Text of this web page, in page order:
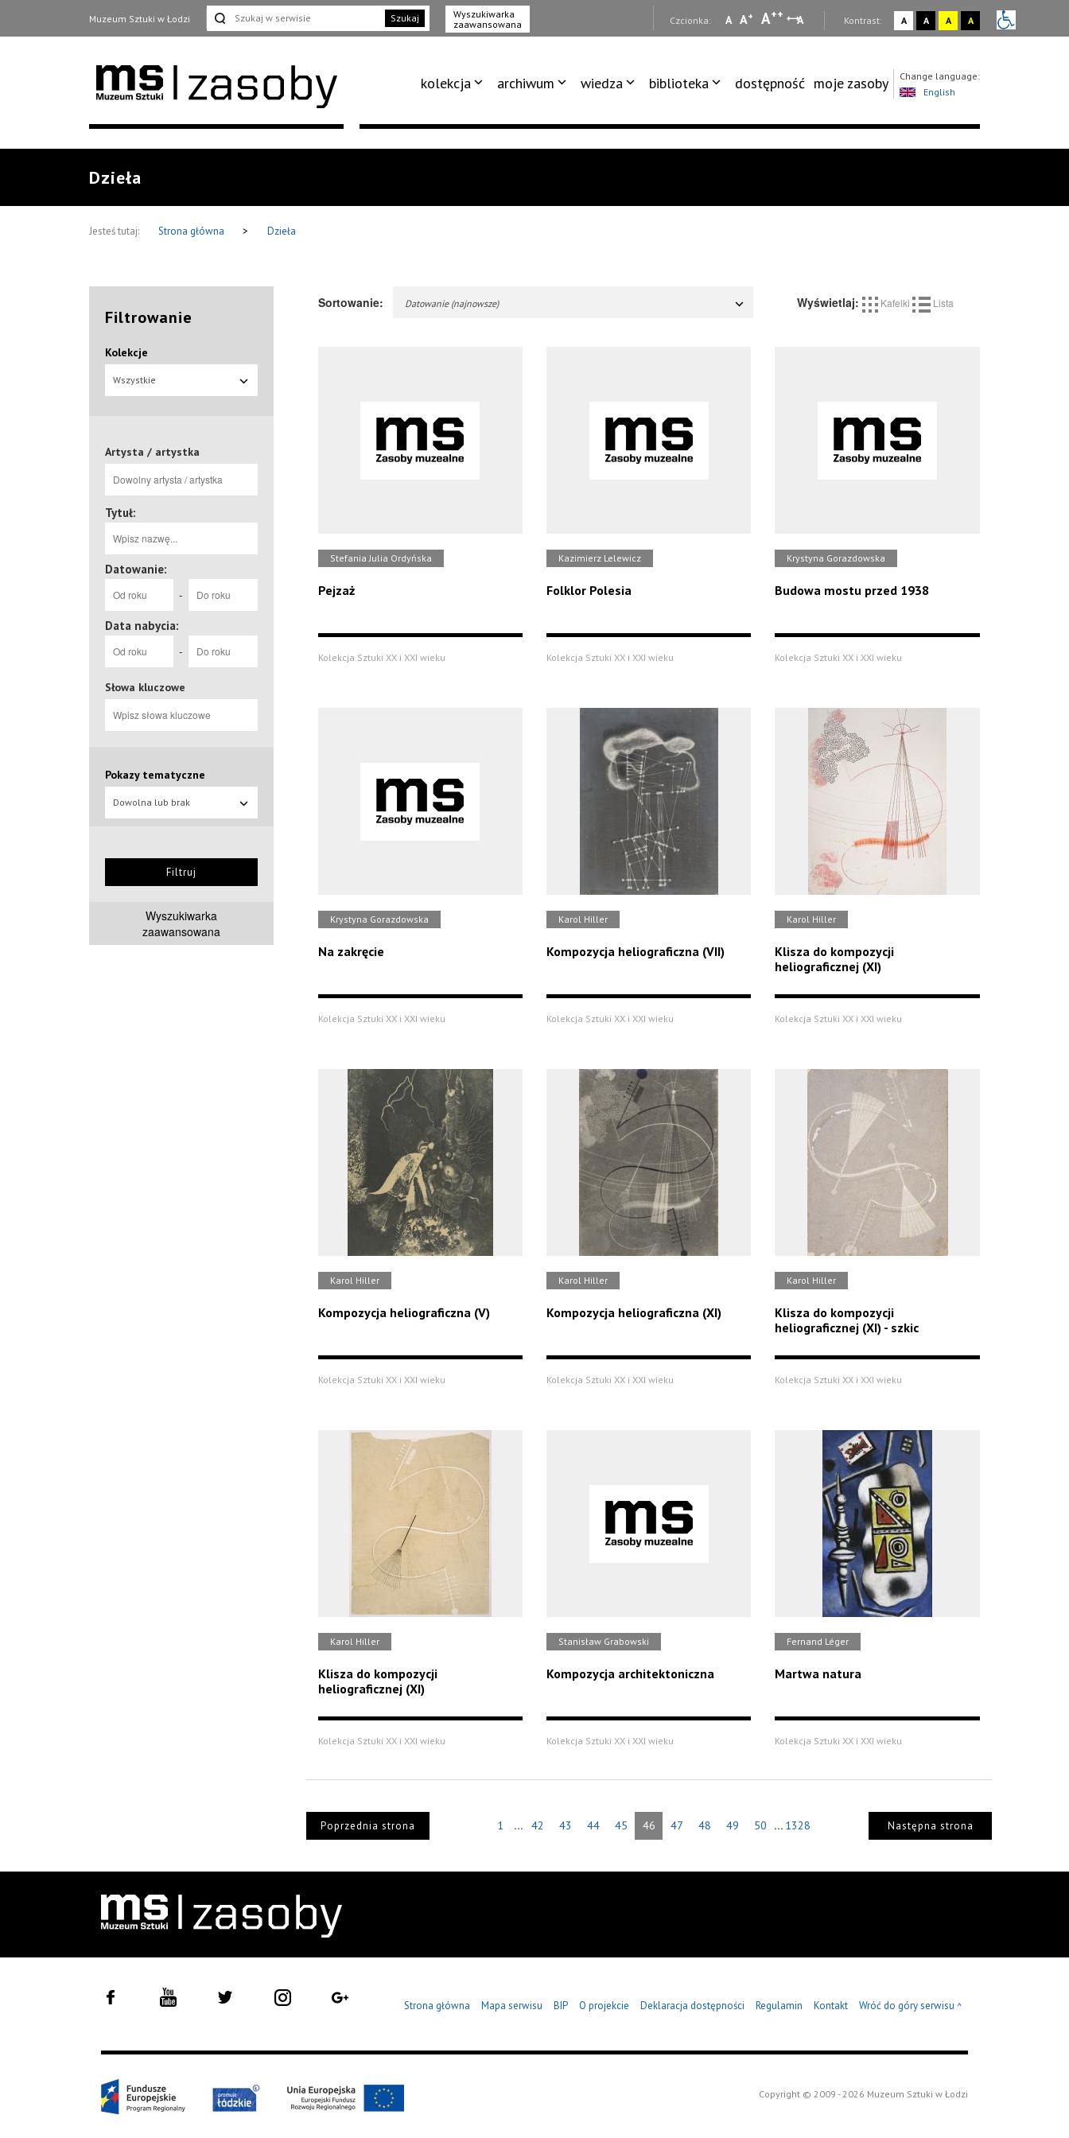
Muzeum Sztuki w Łodzi Szukaj
Wyszukiwarka
zaawansowana
Czcionka: A A+ A++ A Kontrast: A A A A
kolekcja archiwum wiedza biblioteka dostępność moje zasoby
Change language:
English
Dzieła
Jesteś tutaj: Strona główna > Dzieła
Filtrowanie
Kolekcje
Wszystkie
Artysta / artystka
Tytuł:
Datowanie:
-
Data nabycia:
-
Słowa kluczowe
Pokazy tematyczne
Dowolna lub brak
Filtruj
Wyszukiwarka
zaawansowana
Sortowanie: Datowanie (najnowsze) Wyświetlaj: Kafelki Lista
Stefania Julia Ordyńska
Pejzaż
Kolekcja Sztuki XX i XXI wieku
Kazimierz Lelewicz
Folklor Polesia
Kolekcja Sztuki XX i XXI wieku
Krystyna Gorazdowska
Budowa mostu przed 1938
Kolekcja Sztuki XX i XXI wieku
Krystyna Gorazdowska
Na zakręcie
Kolekcja Sztuki XX i XXI wieku
Karol Hiller
Kompozycja heliograficzna (VII)
Kolekcja Sztuki XX i XXI wieku
Karol Hiller
Klisza do kompozycji
heliograficznej (XI)
Kolekcja Sztuki XX i XXI wieku
Karol Hiller
Kompozycja heliograficzna (V)
Kolekcja Sztuki XX i XXI wieku
Karol Hiller
Kompozycja heliograficzna (XI)
Kolekcja Sztuki XX i XXI wieku
Karol Hiller
Klisza do kompozycji
heliograficznej (XI) - szkic
Kolekcja Sztuki XX i XXI wieku
Karol Hiller
Klisza do kompozycji
heliograficznej (XI)
Kolekcja Sztuki XX i XXI wieku
Stanisław Grabowski
Kompozycja architektoniczna
Kolekcja Sztuki XX i XXI wieku
Fernand Léger
Martwa natura
Kolekcja Sztuki XX i XXI wieku
Poprzednia strona 1 ... 42 43 44 45 46 47 48 49 50 ... 1328 Następna strona
Strona główna Mapa serwisu BIP O projekcie Deklaracja dostępności Regulamin Kontakt Wróć do góry serwisu ^
Copyright © 2009 - 2026 Muzeum Sztuki w Łodzi